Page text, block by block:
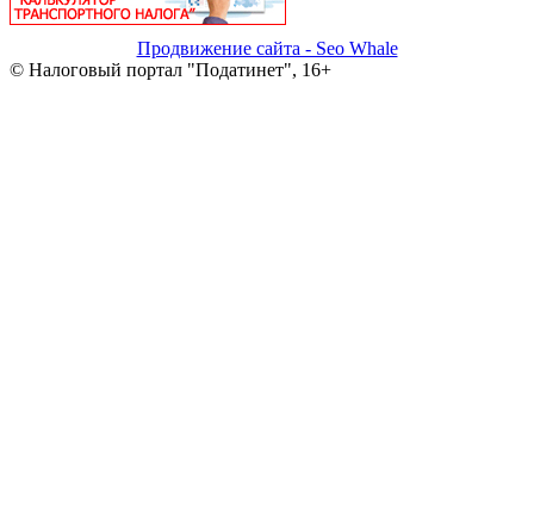
Продвижение сайта - Seo Whale
© Налоговый портал "Податинет", 16+